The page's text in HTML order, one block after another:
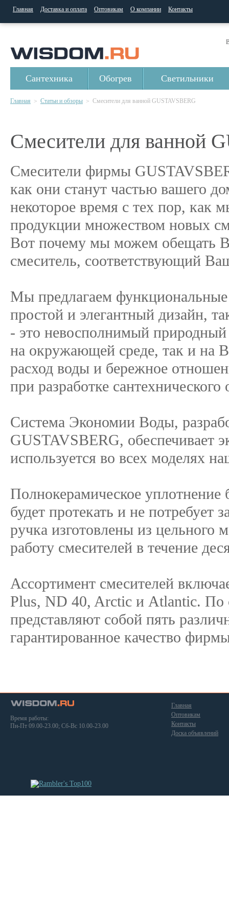
Главная Доставка и оплата Оптовикам О компании Контакты
Сантехника Обогрев Светильники
Главная > Статьи и обзоры > Смесители для ванной GUSTAVSBERG
Смесители для ванной
Смесители фирмы
как они станут частью вашего
некоторое время с тех пор, как
продукции множеством новых
Вот почему мы можем обещать
смеситель, соответствующий
Мы предлагаем функциональные
простой и элегантный дизайн,
- это невосполнимый природный
на окружающей среде, так и на
расход воды и бережное
при разработке
Система Экономии Воды,
GUSTAVSBERG, обеспечивает
используется во всех моделях
Полнокерамическое уплотнение
будет протекать и не
ручка изготовлены из цельного
работу смесителей в течение
Ассортимент смесителей
Plus, ND 40, Arctic и Atlantic. По
представляют собой пять
гарантированное качество
Время работы:
Пн-Пт 09.00-23.00; Сб-Вс 10.00-23.00
Главная
Оптовикам
Контакты
Доска объявлений